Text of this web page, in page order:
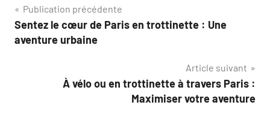
Navigation
de
Publication précédente
Sentez le cœur de Paris en trottinette : Une
aventure urbaine
Article suivant
À vélo ou en trottinette à travers Paris :
Maximiser votre aventure